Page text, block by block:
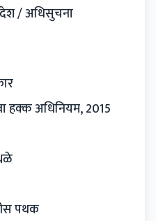
/ अधिसुचना
हक्क अधिनियम, 2015
पथक